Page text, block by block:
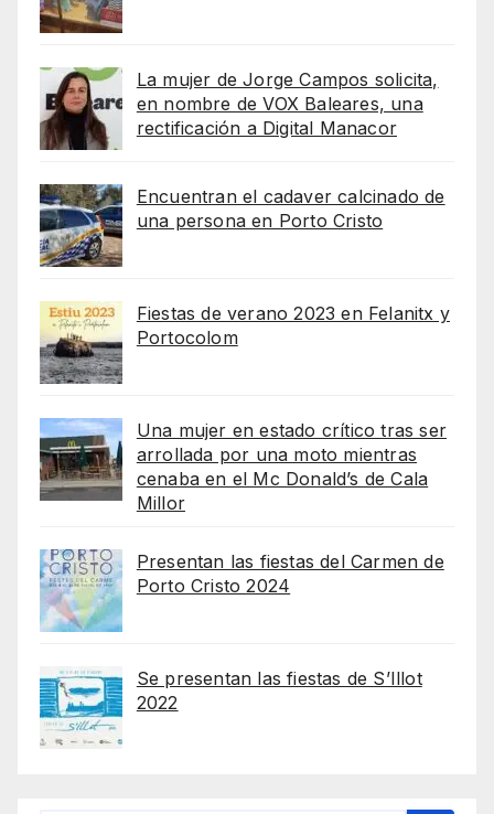
La mujer de Jorge Campos solicita,
en nombre de VOX Baleares, una
rectificación a Digital Manacor
Encuentran el cadaver calcinado de
una persona en Porto Cristo
Fiestas de verano 2023 en Felanitx y
Portocolom
Una mujer en estado crítico tras ser
arrollada por una moto mientras
cenaba en el Mc Donald’s de Cala
Millor
Presentan las fiestas del Carmen de
Porto Cristo 2024
Se presentan las fiestas de S’Illot
2022